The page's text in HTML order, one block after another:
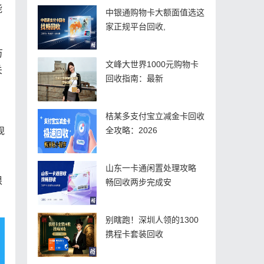
中银通购物卡大额面值选这
家正规平台回收,
文峰大世界1000元购物卡
回收指南：最新
桔某多支付宝立减金卡回收
全攻略：2026
山东一卡通闲置处理攻略
畅回收两步完成安
别瞎跑！深圳人领的1300
携程卡套装回收